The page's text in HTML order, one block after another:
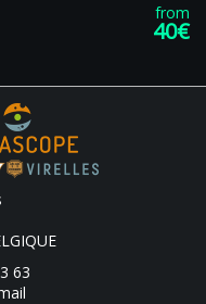
from
40€
63